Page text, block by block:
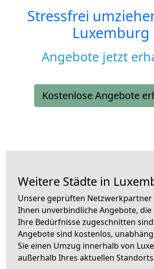
Stressfrei
Luxemburg
Angebote jetzt
Kostenlose Angebote
Weitere Städte in
Unsere geprüften Netzwerkpartner
Ihnen unverbindliche Angebote, die
Ihre Bedürfnisse zugeschnitten
Angebote sind kostenlos,
Sie einen Umzug innerhalb von
außerhalb Ihres aktuellen